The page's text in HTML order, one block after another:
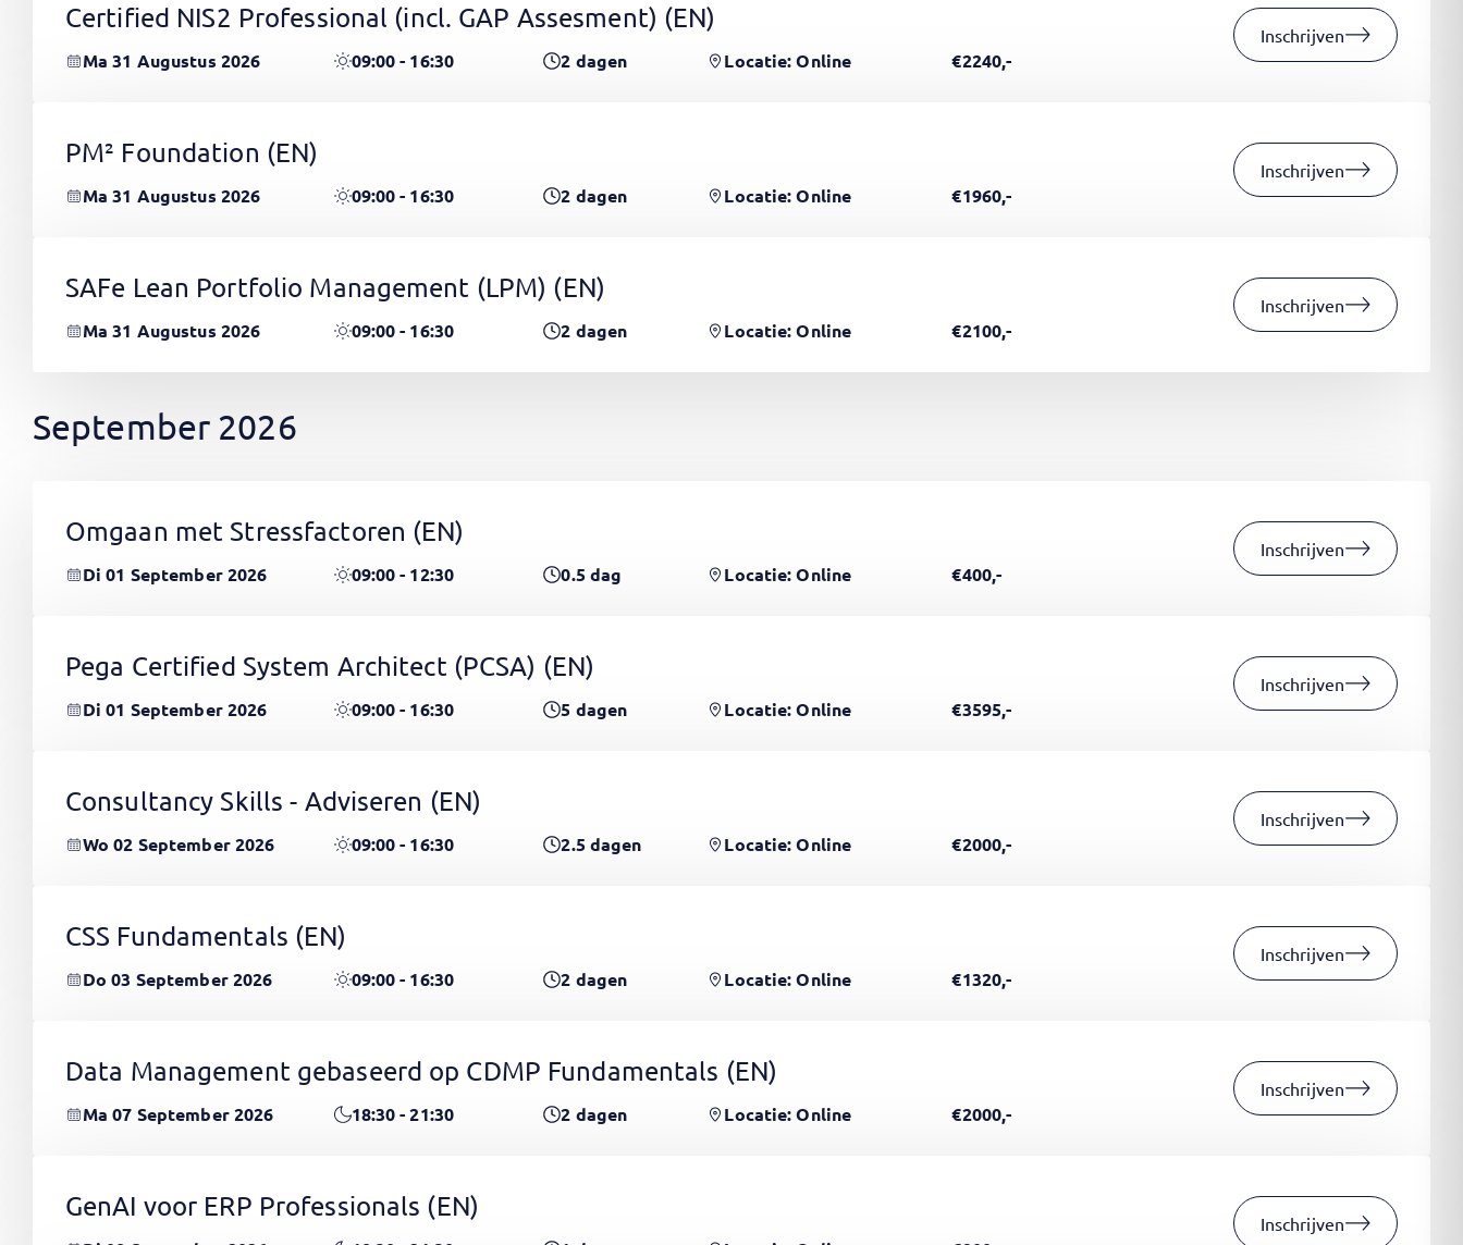
Certified NIS2 Professional (incl. GAP Assesment) (EN)
Ma 31 Augustus 2026 09:00 - 16:30 2 dagen Locatie: Online €2240,-
Inschrijven
PM² Foundation (EN)
Ma 31 Augustus 2026 09:00 - 16:30 2 dagen Locatie: Online €1960,-
Inschrijven
SAFe Lean Portfolio Management (LPM) (EN)
Ma 31 Augustus 2026 09:00 - 16:30 2 dagen Locatie: Online €2100,-
Inschrijven
September 2026
Omgaan met Stressfactoren (EN)
Di 01 September 2026 09:00 - 12:30 0.5dag Locatie: Online €400,-
Inschrijven
Pega Certified System Architect (PCSA) (EN)
Di 01 September 2026 09:00 - 16:30 5 dagen Locatie: Online €3595,-
Inschrijven
Consultancy Skills - Adviseren (EN)
Wo 02 September 2026 09:00 - 16:30 2.5dagen Locatie: Online €2000,-
Inschrijven
CSS Fundamentals (EN)
Do 03 September 2026 09:00 - 16:30 2 dagen Locatie: Online €1320,-
Inschrijven
Data Management gebaseerd op CDMP Fundamentals (EN)
Ma 07 September 2026 18:30 - 21:30 2 dagen Locatie: Online €2000,-
Inschrijven
GenAI voor ERP Professionals (EN)
Inschrijven